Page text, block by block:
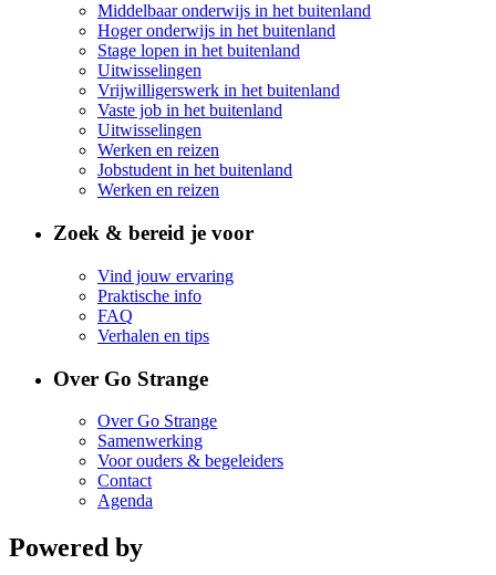
Middelbaar onderwijs in het buitenland
Hoger onderwijs in het buitenland
Stage lopen in het buitenland
Uitwisselingen
Vrijwilligerswerk in het buitenland
Vaste job in het buitenland
Uitwisselingen
Werken en reizen
Jobstudent in het buitenland
Werken en reizen
Zoek & bereid je voor
Vind jouw ervaring
Praktische info
FAQ
Verhalen en tips
Over Go Strange
Over Go Strange
Samenwerking
Voor ouders & begeleiders
Contact
Agenda
Powered by